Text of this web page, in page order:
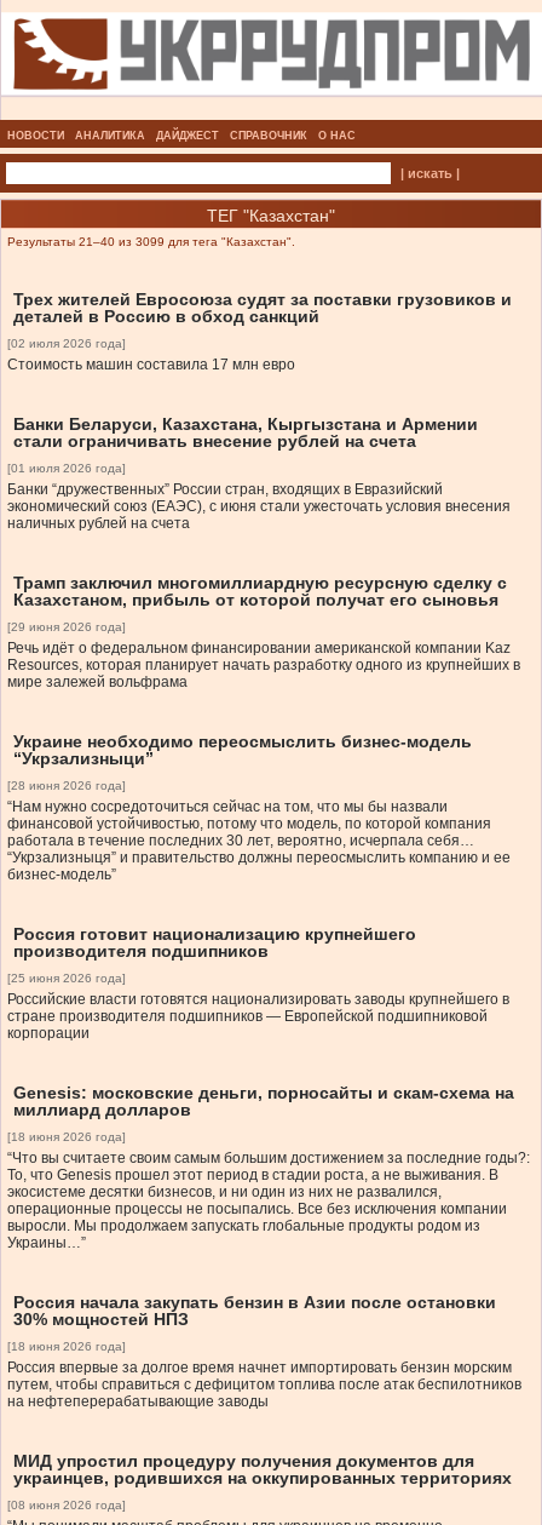
НОВОСТИ АНАЛИТИКА ДАЙДЖЕСТ СПРАВОЧНИК О НАС
| искать |
ТЕГ "Казахстан"
Результаты 21–40 из 3099 для тега "Казахстан".
Трех жителей Евросоюза судят за поставки грузовиков и
деталей в Россию в обход санкций
[02 июля 2026 года]
Стоимость машин составила 17 млн евро
Банки Беларуси, Казахстана, Кыргызстана и Армении
стали ограничивать внесение рублей на счета
[01 июля 2026 года]
Банки “дружественных” России стран, входящих в Евразийский
экономический союз (ЕАЭС), с июня стали ужесточать условия внесения
наличных рублей на счета
Трамп заключил многомиллиардную ресурсную сделку с
Казахстаном, прибыль от которой получат его сыновья
[29 июня 2026 года]
Речь идёт о федеральном финансировании американской компании Kaz
Resources, которая планирует начать разработку одного из крупнейших в
мире залежей вольфрама
Украине необходимо переосмыслить бизнес-модель
“Укрзализныци”
[28 июня 2026 года]
“Нам нужно сосредоточиться сейчас на том, что мы бы назвали
финансовой устойчивостью, потому что модель, по которой компания
работала в течение последних 30 лет, вероятно, исчерпала себя…
“Укрзализныця” и правительство должны переосмыслить компанию и ее
бизнес-модель”
Россия готовит национализацию крупнейшего
производителя подшипников
[25 июня 2026 года]
Российские власти готовятся национализировать заводы крупнейшего в
стране производителя подшипников — Европейской подшипниковой
корпорации
Genesis: московские деньги, порносайты и скам-схема на
миллиард долларов
[18 июня 2026 года]
“Что вы считаете своим самым большим достижением за последние годы?:
То, что Genesis прошел этот период в стадии роста, а не выживания. В
экосистеме десятки бизнесов, и ни один из них не развалился,
операционные процессы не посыпались. Все без исключения компании
выросли. Мы продолжаем запускать глобальные продукты родом из
Украины…”
Россия начала закупать бензин в Азии после остановки
30% мощностей НПЗ
[18 июня 2026 года]
Россия впервые за долгое время начнет импортировать бензин морским
путем, чтобы справиться с дефицитом топлива после атак беспилотников
на нефтеперерабатывающие заводы
МИД упростил процедуру получения документов для
украинцев, родившихся на оккупированных территориях
[08 июня 2026 года]